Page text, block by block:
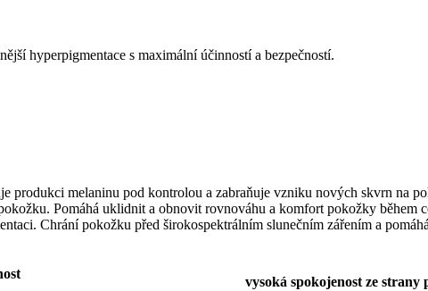
hyperpigmentace s maximální účinností a bezpečností.
produkci melaninu pod kontrolou a zabraňuje vzniku nových skvrn na
Pomáhá uklidnit a obnovit rovnováhu a komfort pokožky během
Chrání pokožku před širokospektrálním slunečním zářením a
vysoká spokojenost ze strany